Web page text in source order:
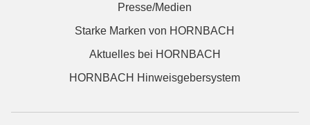
Presse/Medien
Starke Marken von HORNBACH
Aktuelles bei HORNBACH
HORNBACH Hinweisgebersystem